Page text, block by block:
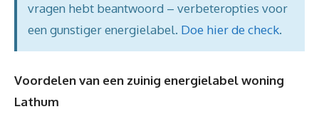
vragen hebt beantwoord – verbeteropties voor
een gunstiger energielabel. Doe hier de check.
Voordelen van een zuinig energielabel woning
Lathum